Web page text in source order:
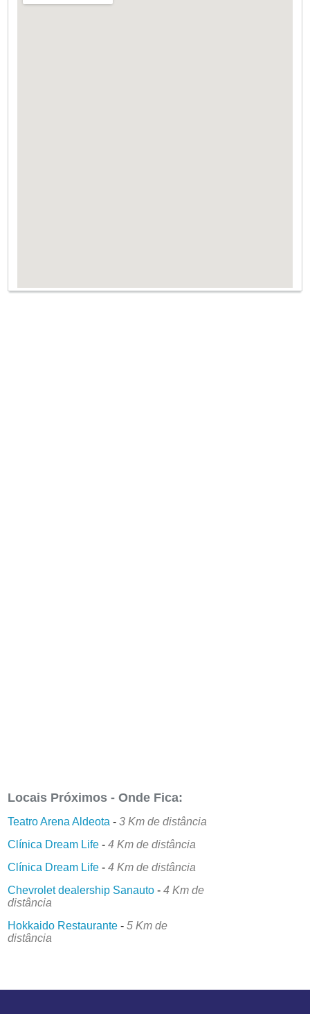
Locais Próximos - Onde Fica:
Teatro Arena Aldeota -3 Km de distância
Clínica Dream Life -4 Km de distância
Clínica Dream Life -4 Km de distância
Chevrolet dealership Sanauto -4 Km de
distância
Hokkaido Restaurante -5 Km de
distância